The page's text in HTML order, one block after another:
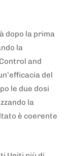
dopo la prima
la
and
del
le due dosi
la
è coerente